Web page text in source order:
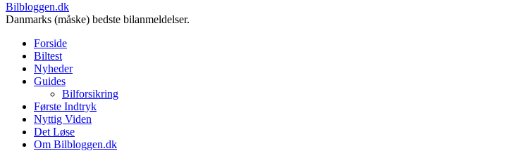
Bilbloggen.dk
Danmarks (måske) bedste bilanmeldelser.
Forside
Biltest
Nyheder
Guides
Bilforsikring
Første Indtryk
Nyttig Viden
Det Løse
Om Bilbloggen.dk